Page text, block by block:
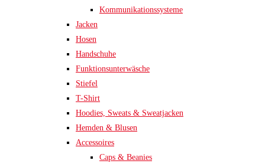
Kommunikationssysteme
Jacken
Hosen
Handschuhe
Funktionsunterwäsche
Stiefel
T-Shirt
Hoodies, Sweats & Sweatjacken
Hemden & Blusen
Accessoires
Caps & Beanies